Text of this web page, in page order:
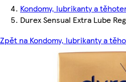
Kondomy, lubrikanty a
Durex Sensual Extra Lube
Zpět na Kondomy, lubrikanty a